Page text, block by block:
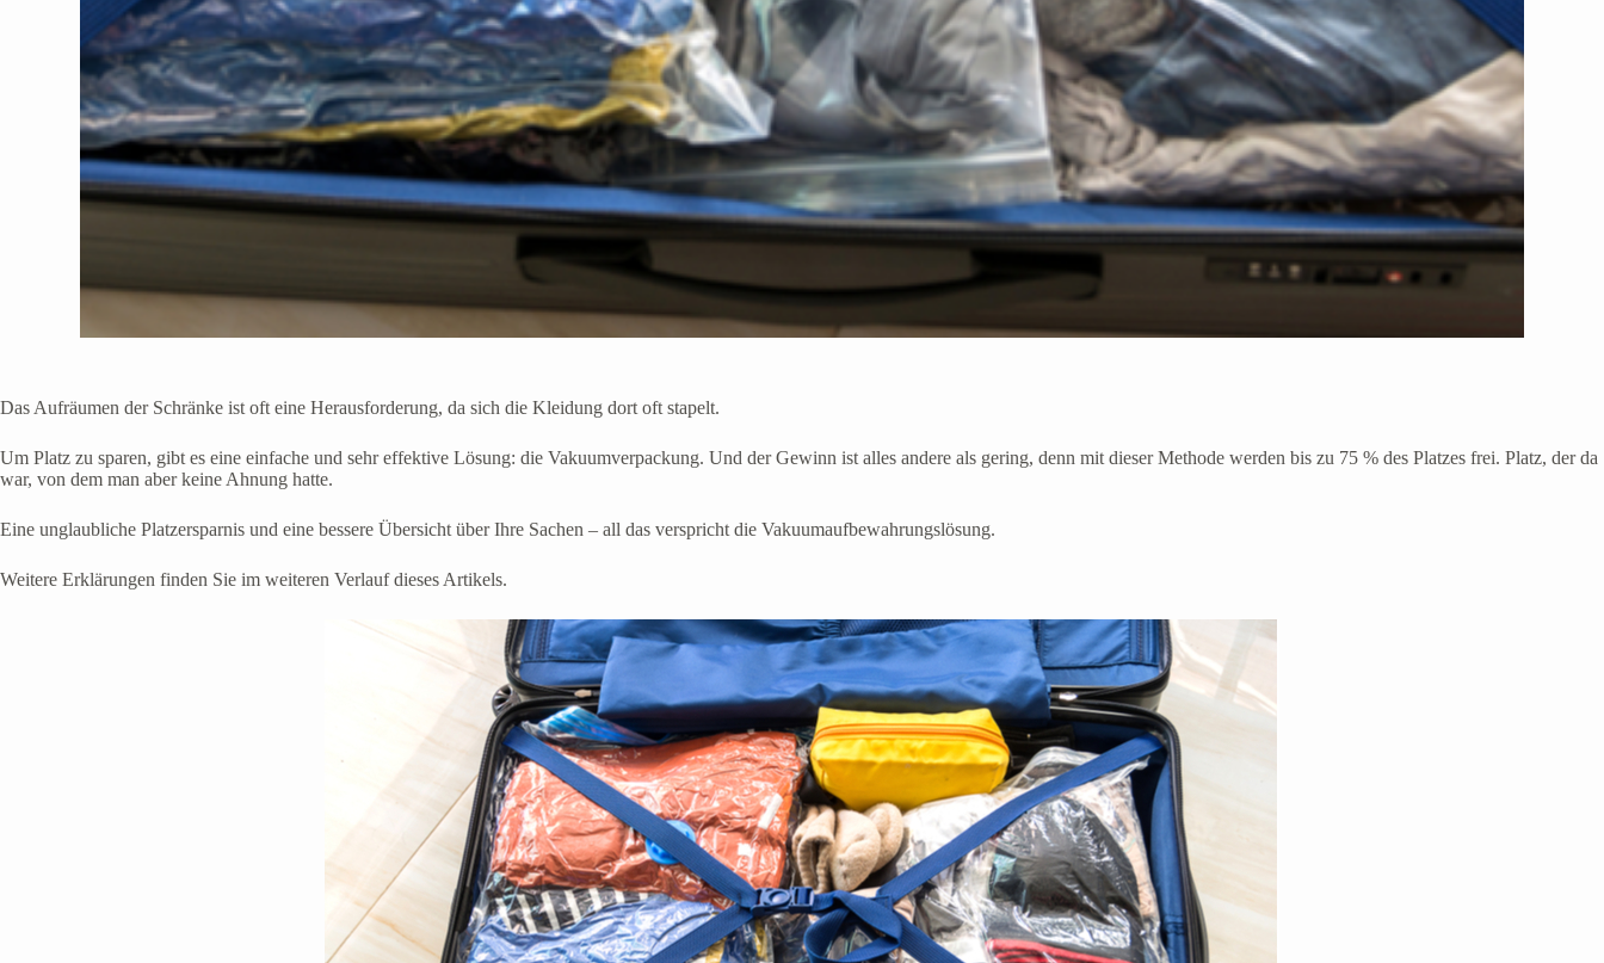
Das Aufräumen der Schränke ist oft eine Herausforderung, da sich die Kleidung dort oft stapelt.
Um Platz zu sparen, gibt es eine einfache und sehr effektive Lösung: die Vakuumverpackung. Und der Gewinn ist alles andere als gering, denn mit dieser Methode werden bis zu 75 % des Platzes frei. Platz, der da
war, von dem man aber keine Ahnung hatte.
Eine unglaubliche Platzersparnis und eine bessere Übersicht über Ihre Sachen – all das verspricht die Vakuumaufbewahrungslösung.
Weitere Erklärungen finden Sie im weiteren Verlauf dieses Artikels.